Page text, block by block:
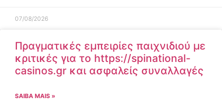
07/08/2026
Πραγματικές εμπειρίες παιχνιδιού με
κριτικές για το https://spinational-
casinos.gr και ασφαλείς συναλλαγές
SAIBA MAIS »